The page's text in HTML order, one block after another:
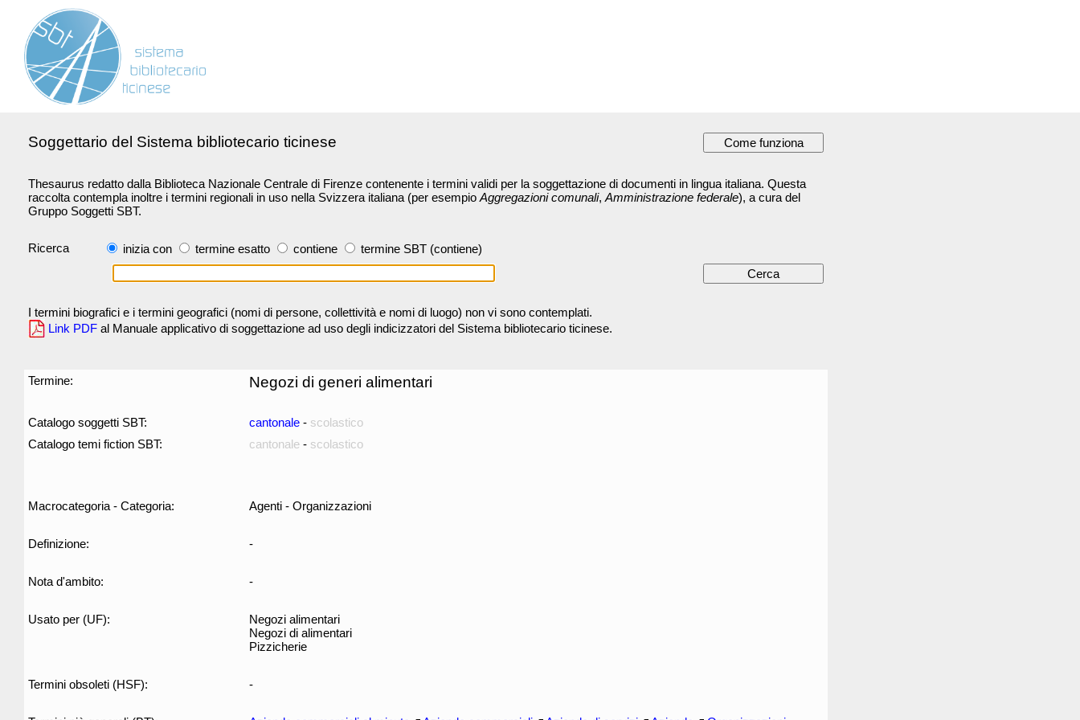
Soggettario del Sistema bibliotecario ticinese
Thesaurus redatto dalla Biblioteca Nazionale Centrale di Firenze contenente i termini validi per la soggettazione di documenti in lingua italiana. Questa
raccolta contempla inoltre i termini regionali in uso nella Svizzera italiana (per esempio Aggregazioni comunali, Amministrazione federale), a cura del
Gruppo Soggetti SBT.
Ricerca inizia con termine esatto contiene termine SBT (contiene)
I termini biografici e i termini geografici (nomi di persone, collettività e nomi di luogo) non vi sono contemplati.
Link PDF al Manuale applicativo di soggettazione ad uso degli indicizzatori del Sistema bibliotecario ticinese.
Termine: Negozi di generi alimentari
Catalogo soggetti SBT: cantonale - scolastico
Catalogo temi fiction SBT:
cantonale - scolastico
Macrocategoria - Categoria: Agenti - Organizzazioni
Definizione: -
Nota d'ambito: -
Usato per (UF):
Negozi alimentari
Negozi di alimentari
Pizzicherie
Termini obsoleti (HSF): -